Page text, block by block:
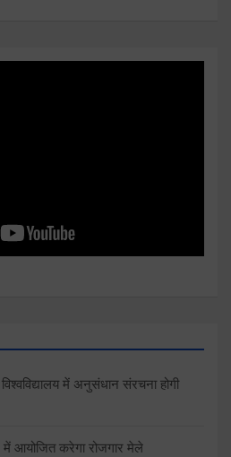
में अनुसंधान संरचना होगी
में आयोजित करेगा रोजगार मेले